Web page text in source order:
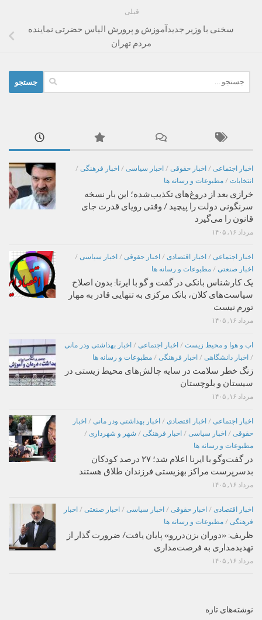
قبلی
سخنی با وزیر جدیدآموزش و پرورش الیاس حضرتی نماینده
مردم تهران
برای:
اخبار اجتماعی / اخبار حقوقی / اخبار سیاسی / اخبار فرهنگی /
انتخابات / مطبوعات و رسانه ها
خرازی بعد از دروغ‌های تکذیب‌شده؛ این بار نسخه
سرنگونی دولت را پیچید / وقتی رویای قدرت جای
قانون را می‌گیرد
مرداد ۱۶, ۱۴۰۵
اخبار اجتماعی / اخبار اقتصادی / اخبار حقوقی / اخبار سیاسی /
اخبار صنعتی / مطبوعات و رسانه ها
یک کارشناس بانکی در گفت و گو با ایرنا: بدون اصلاح
سیاست‌های کلان، بانک مرکزی به تنهایی قادر به مهار
تورم نیست
مرداد ۱۶, ۱۴۰۵
اب و هوا و محیط زیست / اخبار اجتماعی / اخبار بهداشتی ودر مانی
/ اخبار دانشگاهی / اخبار فرهنگی / مطبوعات و رسانه ها
زنگ خطر سلامت در سایه چالش‌های محیط زیستی در
سیستان و بلوچستان
مرداد ۱۶, ۱۴۰۵
اخبار اجتماعی / اخبار اقتصادی / اخبار بهداشتی ودر مانی / اخبار
حقوقی / اخبار سیاسی / اخبار فرهنگی / شهر و شهرداری /
مطبوعات و رسانه ها
در گفت‌وگو با ایرنا اعلام شد؛ ۲۷ درصد کودکان
بدسرپرست مراکز بهزیستی فرزندان طلاق هستند
مرداد ۱۶, ۱۴۰۵
اخبار اقتصادی / اخبار حقوقی / اخبار سیاسی / اخبار صنعتی / اخبار
فرهنگی / مطبوعات و رسانه ها
ظریف: «دوران بزن‌دررو» پایان یافت/ ضرورت گذار از
تهدیدمداری به فرصت‌مداری
مرداد ۱۶, ۱۴۰۵
نوشته‌های تازه